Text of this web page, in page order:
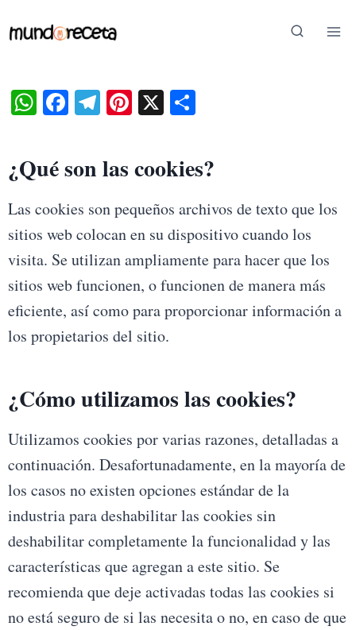
al
W
ha
A
pp
Fa
ce
ok
Te
le
gr
a
m
Pi
nt
es
t
X S
re
¿Qué son las cookies?
Las cookies son pequeños archivos de texto que los
sitios web colocan en su dispositivo cuando los
visita. Se utilizan ampliamente para hacer que los
sitios web funcionen, o funcionen de manera más
eficiente, así como para proporcionar información a
los propietarios del sitio.
¿Cómo utilizamos las cookies?
Utilizamos cookies por varias razones, detalladas a
continuación. Desafortunadamente, en la mayoría de
los casos no existen opciones estándar de la
industria para deshabilitar las cookies sin
deshabilitar completamente la funcionalidad y las
características que agregan a este sitio. Se
recomienda que deje activadas todas las cookies si
no está seguro de si las necesita o no, en caso de que